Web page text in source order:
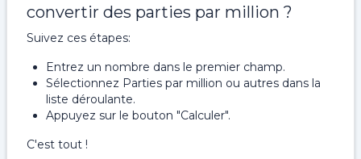
convertir des parties par million ?
Suivez ces étapes:
Entrez un nombre dans le premier champ.
Sélectionnez Parties par million ou autres dans la
liste déroulante.
Appuyez sur le bouton "Calculer".
C'est tout !